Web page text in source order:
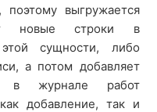
выгружается
новые строки в
сущности, либо
а потом добавляет
в журнале работ
добавление, так и